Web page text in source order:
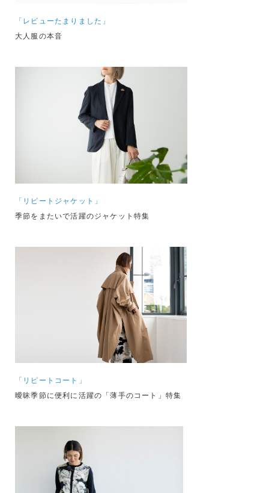
「レビューたまりました」
大人服の本音
「リピートジャケット」
季節をまたいで活躍のジャケット特集
「リピートコート」
曖昧季節に便利に活躍の「薄手のコート」特集